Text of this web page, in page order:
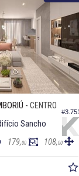
#3.751
- CENTRO
Sancho
179,00 108,00